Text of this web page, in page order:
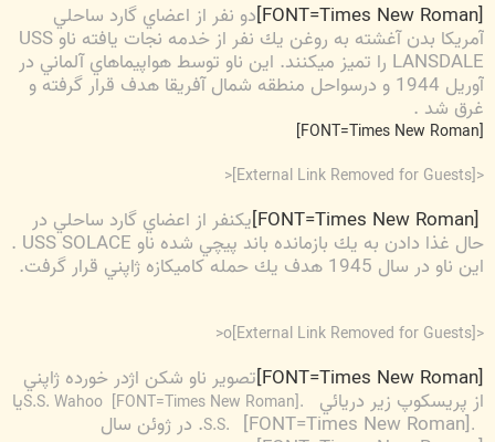
دو نفر از اعضاي گارد ساحلي
آمريكا بدن آغشته به روغن يك نفر از خدمه نجات يافته ناو USS
LANSDALE را تميز ميكنند. اين ناو توسط هواپيماهاي آلماني در
آوريل 1944 و درسواحل منطقه شمال آفريقا هدف قرار گرفته و
غرق شد .
<
[External Link Removed for Guests]
<
يكنفر از اعضاي گارد ساحلي در
حال غذا دادن به يك بازمانده باند پيچي شده ناو USS SOLACE
اين ناو در سال 1945 هدف يك حمله كاميكازه ژاپني قرار گرفت.
<o
[External Link Removed for Guests]
<
تصوير ناو شكن اژدر خورده ژاپني
از پريسكوپ زير دريائي [FONT=Times New Roman] يا
[FONT=Times New Roman]. در ژوئن سال